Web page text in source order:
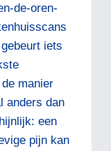
de-oren-
iets
manier
anders dan
een
pijn kan